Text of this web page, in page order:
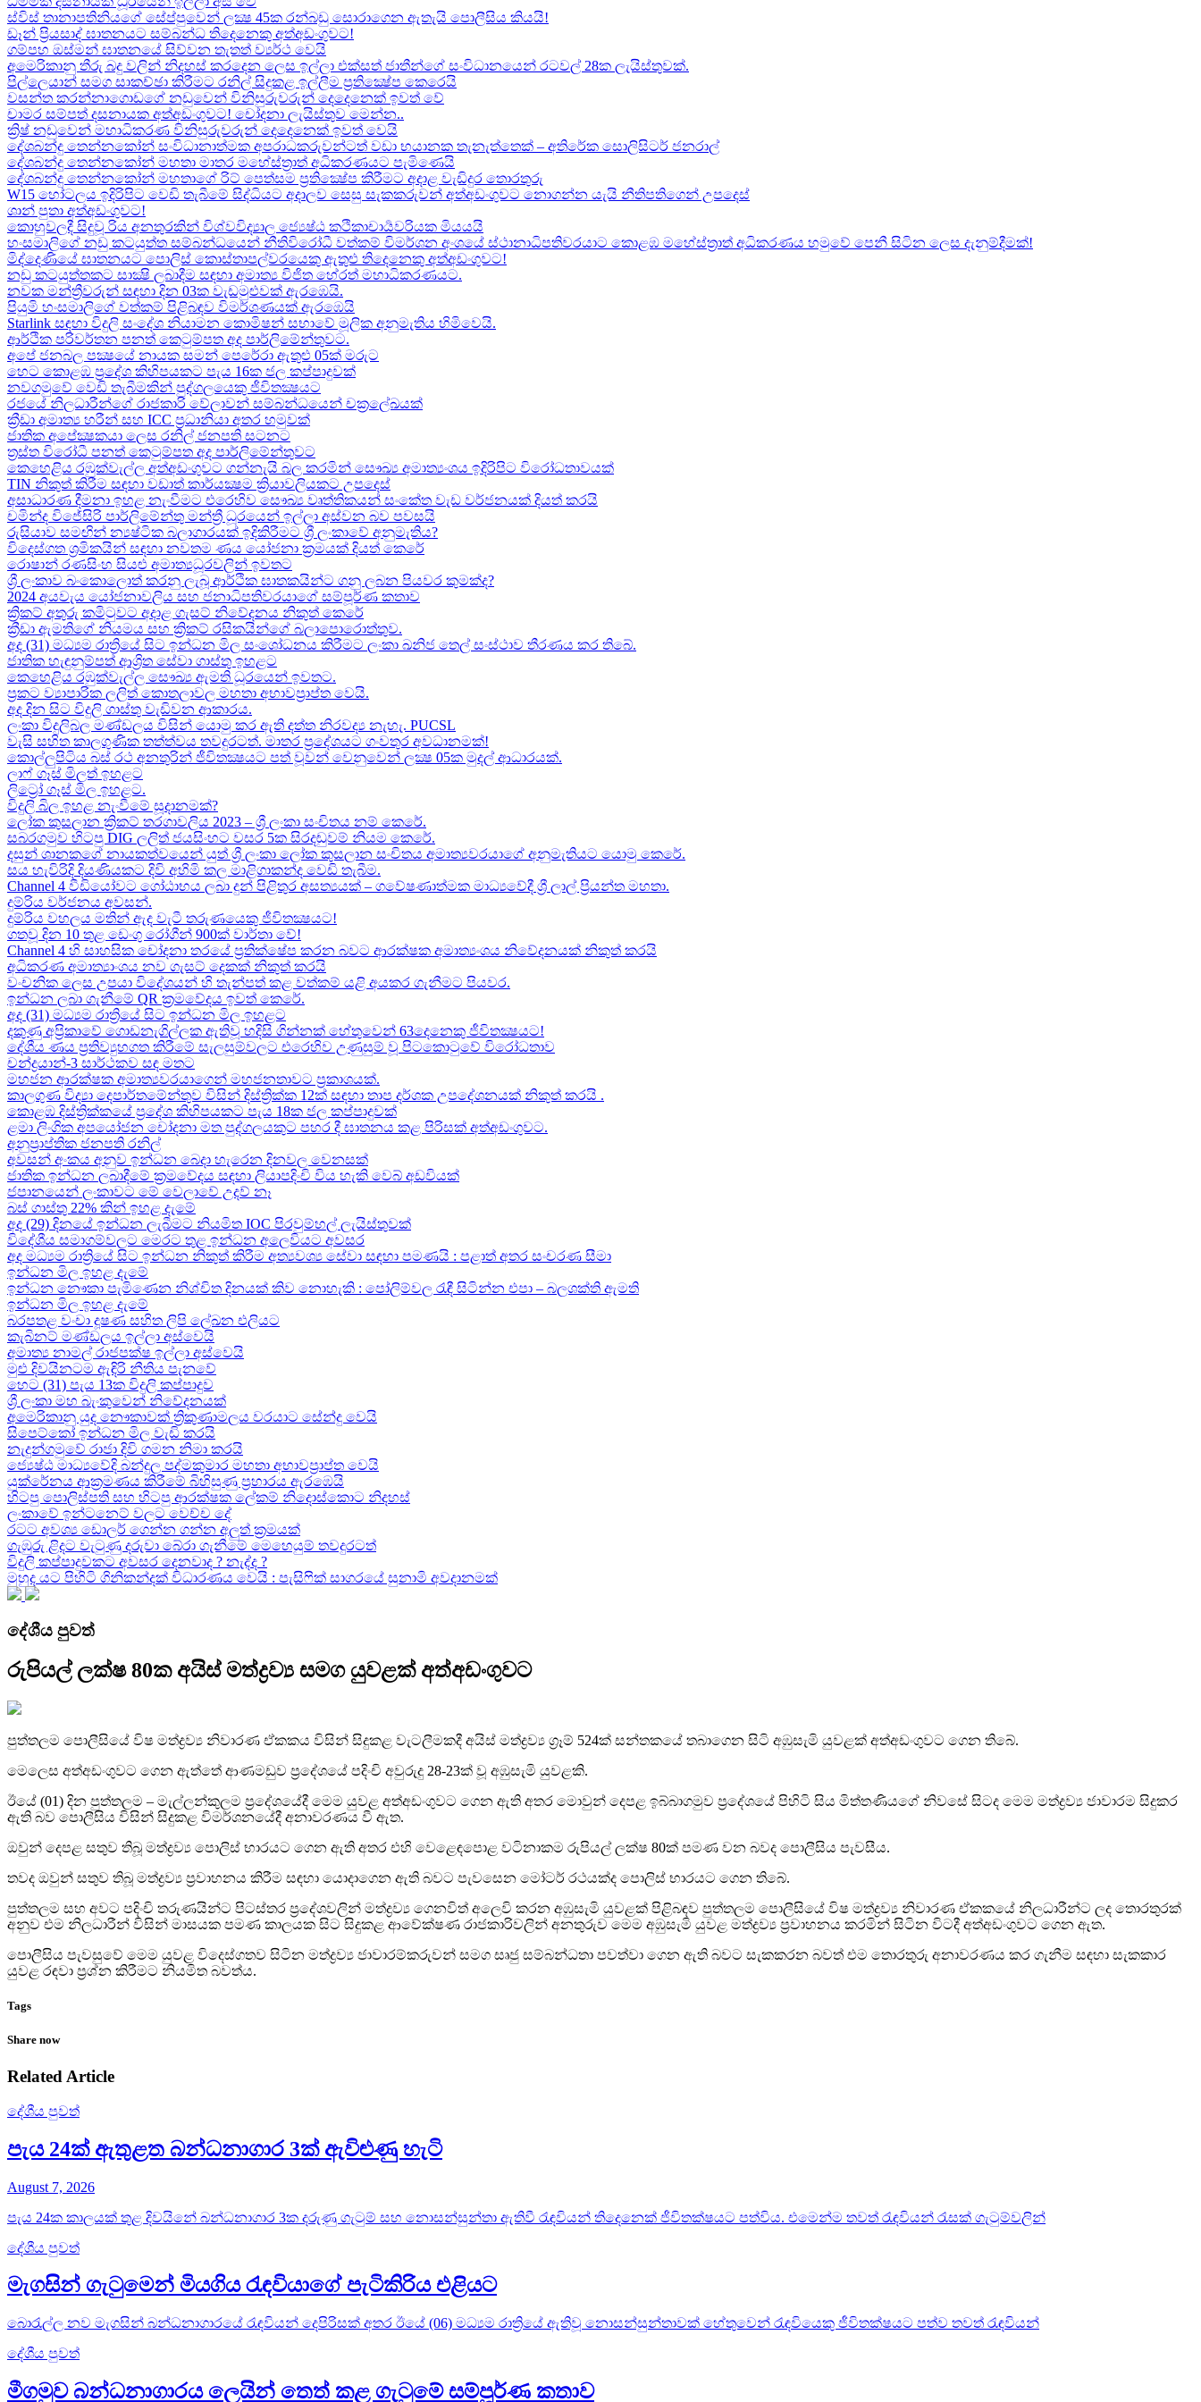
ස්විස් තානාපතිනියගේ සේප්පුවෙන් ලක්‍ෂ 45ක රන්බඩු සොරාගෙන ඇතැයි පොලීසිය කියයි!
ඩෑන් ප්‍රියසාද් ඝාතනයට සම්බන්ධ තිදෙනෙකු අත්අඩංගුවට​!
ගම්පහ ඔස්මන් ඝාතනයේ සිව්වන තැතත් ව්‍යර්ථ වෙයි
අමෙරිකානු තීරු බදු වලින් නිදහස් කරදෙන ලෙස ඉල්ලා එක්සත් ජාතීන්ගේ සංවිධානයෙන් රටවල් 28ක ලැයිස්තුවක්.
පිල්ලෙයාන් සමග සාකච්ඡා කිරීමට රනිල් සිදුකළ ඉල්ලීම ප්‍රතික්‍ෂේප කෙරෙයි
වසන්ත කරන්නාගොඩගේ නඩුවෙන් විනිසුරුවරුන් දෙදෙනෙක් ඉවත් වේ
චාමර සම්පත් දසනායක අත්අඩංගුවට​! චෝදනා ලැයිස්තුව මෙන්න​..
ක්‍රිෂ් නඩුවෙන් මහාධිකරණ විනිසුරුවරුන් දෙදෙනෙක් ඉවත් වෙයි
දේශබන්දු තෙන්නකෝන් සංවිධානාත්මක අපරාධකරුවන්ටත් වඩා භයානක තැනැත්තෙක් – අතිරේක සොලිසිටර් ජනරාල්
දේශබන්දු තෙන්නකෝන් මහතා මාතර මහේස්ත්‍රාත් අධිකරණයට පැමිණෙයි
දේශබන්දු තෙන්නකෝන් මහතාගේ රිට් පෙත්සම ප්‍රතික්‍ෂේප කිරීමට අදාළ වැඩිදුර තොරතුරු
W15 හෝටලය ඉදිරිපිට වෙඩි තැබීමේ සිද්ධියට අදාලව​ සෙසු සැකකරුවන් අත්අඩංගුවට නොගන්න යැයි නීතිපතිගෙන් උපදෙස්
ශාන් පුතා අත්අඩංගුවට!
කොහුවලදී සිදුවූ රිය අනතුරකින් විශ්වවිද්‍යාල ජ්‍යෙෂ්ඨ කථිකාචාර්‍යවරියක මියයයි
හංසමාලිගේ නඩු කටයුත්ත සම්බන්ධයෙන් නීතිවිරෝධී වත්කම් විමර්ශන අංශයේ ස්ථානාධිපතිවරයාට කොළඹ මහේස්ත්‍රාත් අධිකරණය හමුවේ පෙනී සිටින ලෙස දැනුම්දීමක්!
මිද්දෙණියේ ඝාතනයට පොලිස් කොස්තාපල්වරයෙකු ඇතුළු තිදෙනෙකු අත්අඩංගුවට​!
නඩු කටයුත්තකට සාක්‍ෂි ලබාදීම සඳහා අමාත්‍ය විජිත හේරත් මහාධිකරණයට​.
නවක මන්ත්‍රීවරුන් සඳහා දින 03ක වැඩමුළුවක් ඇරඹෙයි.
පියුමි හංසමාලිගේ වත්කම් පිළිබඳව විමර්ශණයක් ඇරඹෙයි
Starlink සඳහා විදුලි සංදේශ නියාමන කොමිෂන් සභාවේ මූලික අනුමැතිය හිමිවෙයි.
ආර්ථික පරිවර්තන පනත් කෙටුම්පත අද පාර්ලිමේන්තුවට.
අපේ ජනබල පක්‍ෂයේ නායක සමන් පෙරේරා ඇතුළු 05ක් මරුට​
හෙට කොළඹ ප්‍රදේශ කිහිපයකට පැය 16ක ජල කප්පාදුවක්
නවගමුවේ වෙඩි තැබීමකින් පුද්ගලයෙකු ජීවිතක්‍ෂයට​
රජයේ නිලධාරීන්ගේ රාජකාරි වේලාවන් සම්බන්ධයෙන් චක්‍රලේඛයක්
ක්‍රීඩා අමාත්‍ය හරීන් සහ​ ICC ප්‍රධානියා අතර හමුවක්
ජාතික අපේක්‍ෂකයා ලෙස රනිල් ජනපති සටනට​
ත්‍රස්ත විරෝධී පනත් කෙටුම්පත අද පාර්ලිමේන්තුවට​
කෙහෙළිය රඹුක්වැල්ල අත්අඩංගුවට ගන්නැයි බල කරමින් සෞඛ්‍ය අමාත්‍යංශය ඉදිරිපිට විරෝධතාවයක්
TIN නිකුත් කිරීම සඳහා වඩාත් කාර්යක්‍ෂම ක්‍රියාවලියකට උපදෙස්
අසාධාරණ දීමනා ඉහළ නැංවීමට එරෙහිව සෞඛ්‍ය වෘත්තිකයන් සංකේත වැඩ වර්ජනයක් දියත් කරයි
චමින්ද විජේසිරි පාර්ලිමේන්තු මන්ත්‍රී ධූරයෙන් ඉල්ලා අස්වන බව පවසයි
රුසියාව සමඟින් න්‍යෂ්ටික බලාගාරයක් ඉදිකිරීමට ශ්‍රී ලංකාවේ අනුමැතිය?
විදෙස්ගත ශ්‍රමිකයින් සඳහා නවතම ණය යෝජනා ක්‍රමයක් දියත් කෙරේ
රොෂාන් රණසිංහ සියළු අමාත්‍යධූරවලින් ඉවතට​
ශ්‍රී ලංකාව බංකොලොත් කරනු ලැබූ ආර්ථික ඝාතකයින්ට ගනු ලබන පියවර කුමක්ද​?
2024 අයවැය යෝජනාවලිය​ සහ ජනාධිපතිවරයාගේ සම්පූර්ණ කතාව​
ක්‍රිකට් අතුරු කමිටුවට අදාළ ගැසට් නිවේදනය නිකුත් කෙරේ
ක්‍රීඩා ඇමතිගේ නියමය​ සහ ක්‍රිකට් රසිකයින්ගේ බලාපොරොත්තුව.
අද (31) මධ්‍යම රාත්‍රියේ සිට ඉන්ධන මිල සංශෝධනය කිරීමට ලංකා ඛනිජ තෙල් සංස්ථාව තීරණය කර තිබේ.
ජාතික හැඳුනුම්පත් ආශ්‍රිත සේවා ගාස්තු ඉහළට
කෙහෙළිය රඹුක්වැල්ල සෞඛ්‍ය ඇමති ධූරයෙන් ඉවතට​.
ප්‍රකට ව්‍යාපාරික ලලිත් කොතලාවල මහතා අභාවප්‍රාප්ත වෙයි.
අද දින​ සිට විදුලි ගාස්තු වැඩිවන ආකාරය​.
ලංකා විදුලිබල මණ්ඩලය විසින් යොමු කර ඇති දත්ත නිරවද්‍ය නැහැ. PUCSL
වැසි සහිත කාලගුණික තත්ත්වය තවදුරටත්. මාතර ප්‍රදේශයට ගංවතුර අවධානමක්!
කොල්ලුපිටිය බස් රථ අනතුරින් ජීවිතක්‍ෂයට පත් වූවන් වෙනුවෙන් ලක්‍ෂ 05ක​ මුදල් ආධාරයක්​.
ලාෆ් ගෑස් මිලත් ඉහළට​
ලිට්‍රෝ ගෑස් මිල​ ඉහළට​.
විදුලි බිල ඉහළ නැංවීමේ සූදානමක්?
ලෝක කුසලාන ක්‍රිකට් තරගාවලිය 2023 – ශ්‍රී ලංකා සංචිතය නම් කෙරේ​.
සබරගමුව හිටපු DIG ලලිත් ජයසිංහට වසර 5ක සිරදඬුවම් නියම කෙරේ.
දසුන් ශානකගේ නායකත්වයෙන් යුත් ශ්‍රී ලංකා ලෝක කුසලාන සංචිතය අමාත්‍යවරයාගේ අනුමැතියට​ යොමු කෙරේ.
සය හැවිරිදි දියණියකට දිවි අහිමි කල මාළිගාකන්ද වෙඩි තැබීම​.
Channel 4 වීඩියෝවට ගෝඨාභය ලබා දුන් පිළිතුර අසත්‍යයක් – ගවේෂණාත්මක මාධ්‍යවේදී ශ්‍රී ලාල් ප්‍රියන්ත මහතා.
දුම්රිය වර්ජනය අවසන්.
දුම්රිය වහලය මතින් ඇද​ වැටී තරුණයෙකු ජීවිතක්‍ෂයට​!
ගතවූ දින 10 තුළ ඩෙංගු රෝගීන් 900ක් වාර්තා වේ!
Channel 4 හි සාහසික චෝදනා තරයේ ප්‍රතික්ෂේප කරන බවට ආරක්ෂක අමාත්‍යංශය නිවේදනයක් නිකුත් කරයි
අධිකරණ අමාත්‍යාංශය නව ගැසට් දෙකක් නිකුත් කරයි
වංචනික ලෙස උපයා විදේශයන් හි තැන්පත් කළ​ වත්කම් යළි අයකර ගැනීමට පියවර​.
ඉන්ධන ලබා ගැනීමේ QR ක්‍රමවේදය ඉවත් කෙරේ.
අද (31) මධ්‍යම රාත්‍රියේ සිට ඉන්ධන මිල ඉහළට
දකුණු අප්‍රිකාවේ ගොඩනැගිල්ලක ඇතිවූ හදිසි ගින්නක් හේතුවෙන් 63දෙනෙකු ජීවිතක්‍ෂයට​!
දේශීය​ ණය ප්‍රතිව්‍යුහගත කිරීමේ සැලසුම්වලට එරෙහිව උණුසුම් වූ පිටකොටුවේ විරෝධතාව
චන්ද්‍රයාන්-3 සාර්ථකව සඳ මතට​
මහජන ආරක්ෂක අමාත්‍යවරයාගෙන් මහජනතාවට ප්‍රකාශයක්.
කාලගුණ විද්‍යා දෙපාර්තමේන්තුව විසින් දිස්ත්‍රික්ක 12ක් සඳහා තාප දර්ශක උපදේශනයක් නිකුත් කරයි .
කොළඹ දිස්ත්‍රික්කයේ ප්‍රදේශ කිහිපයකට පැය 18ක ජල කප්පාදුවක්
ළමා ලිංගික අපයෝජන චෝදනා මත පුද්ගලයකුට පහර දී ඝාතනය කළ පිරිසක් අත්අඩංගුවට.
අනුප්‍රාප්තික ජනපති රනිල්
අවසන් අංකය අනුව ඉන්ධන බෙදා හැරෙන දිනවල වෙනසක්
ජාතික ඉන්ධන ලබාදීමේ ක්‍රමවේදය සඳහා ලියාපදිංචි විය හැකි වෙබ් අඩවියක්
ජපානයෙන් ලංකාවට මේ වෙලාවේ උදව් නෑ
බස් ගාස්තු 22% කින් ඉහළ දැමේ
අද (29) දිනයේ ඉන්ධන ලැබීමට නියමිත IOC පිරවුම්හල් ලැයිස්තුවක්
විදේශීය සමාගම්වලට මෙරට තුළ ඉන්ධන අලෙවියට අවසර
අද මධ්‍යම රාත්‍රියේ සිට ඉන්ධන නිකුත් කිරීම අත්‍යවශ්‍ය සේවා සඳහා පමණයි : පළාත් අතර සංචරණ සීමා
ඉන්ධන මිල ඉහළ දැමේ
ඉන්ධන නෞකා පැමිණෙන නිශ්චිත දිනයක් කිව නොහැකි : පෝලිම්වල රැඳී සිටින්න එපා – බලශක්ති ඇමති
ඉන්ධන මිල ඉහළ දැමේ
බරපතළ වංචා දූෂණ සහිත ලිපි ලේඛන එලියට
කැබිනට් මණ්ඩලය ඉල්ලා අස්වෙයි
අමාත්‍ය නාමල් රාජපක්ෂ ඉල්ලා අස්වෙයි
මුළු දිවයිනටම ඇඳිරි නීතිය පැනවේ
හෙට (31) පැය 13ක විදුලි කප්පාදුව
ශ්‍රී ලංකා මහ බැංකුවෙන් නිවේදනයක්
අමෙරිකානු යුද නෞකාවක් ත්‍රිකුණාමලය වරයාට සේන්දු වෙයි
සිපෙට්කෝ ඉන්ධන මිල වැඩි කරයි
නැදුන්ගමුවේ රාජා දිවි ගමන නිමා කරයි
ජ්‍යෙෂ්ඨ මාධ්‍යවේදි බන්දුල පද්මකුමාර මහතා අභාවප්‍රාප්ත වෙයි
යුක්රේනය ආක්‍රමණය කිරීමේ බිහිසුණු ප්‍රහාරය ඇරඹෙයි
හිටපු පොලිස්පති සහ හිටපු ආරක්ෂක ලේකම් නිදොස්කොට නිදහස්
ලංකාවේ ඉන්ටනෙට් වලට වෙච්ච දේ
රටට අවශ්‍ය ඩොලර් ගෙන්න ගන්න අලුත් ක්‍රමයක්
ගැඹුරු ළිදට වැටුණු දරුවා බේරා ගැනීමේ මෙහෙයුම් තවදුරටත්
විදුලි කප්පාදුවකට අවසර දෙනවාද ? නැද්ද ?
මුහුද යට පිහිටි ගිනිකන්දක් විධාරණය වෙයි : පැසිෆික් සාගරයේ සුනාමි අවදානමක්
දේශීය පුවත්
රුපියල් ලක්ෂ 80ක අයිස් මත්ද්‍රව්‍ය සමග යුවළක් අත්අඩංගුවට
පුත්තලම පොලීසියේ විෂ මත්ද්‍රව්‍ය නිවාරණ ඒකකය විසින් සිදුකළ වැටලීමකදී අයිස් මත්ද්‍රව්‍ය ග්‍රෑම් 524ක් සන්තකයේ තබාගෙන සිටි අඹුසැමි යුවළක් අත්අඩංගුවට ගෙන තිබේ.
මෙලෙස අත්අඩංගුවට ගෙන ඇත්තේ ආණමඩුව ප්‍රදේශයේ පදිංචි අවුරුදු 28-23ක් වූ අඹුසැමි යුවළකි.
ඊයේ (01) දින පුත්තලම – මැල්ලන්කුලම ප්‍රදේශයේදී මෙම යුවළ අත්අඩංගුවට ගෙන ඇති අතර මොවුන් දෙපළ ඉබ්බාගමුව ප්‍රදේශයේ පිහිටි සිය මිත්තණියගේ නිවසේ සිටද මෙම මත්ද්‍රව්‍ය ජාවාරම සිදුකර
ඇති බව පොලීසිය විසින් සිදුකළ විමර්ශනයේදී අනාවරණය වී ඇත.
ඔවුන් දෙපළ සතුව තිබූ මත්ද්‍රව්‍ය පොලිස් භාරයට ගෙන ඇති අතර එහි වෙළෙඳපොළ වටිනාකම රුපියල් ලක්ෂ 80ක් පමණ වන බවද පොලීසිය පැවසීය.
තවද ඔවුන් සතුව තිබූ මත්ද්‍රව්‍ය ප්‍රවාහනය කිරීම සඳහා යොදාගෙන ඇති බවට පැවසෙන මෝටර් රථයක්ද පොලිස් භාරයට ගෙන තිබේ.
පුත්තලම සහ අවට පදිංචි තරුණයින්ට පිටස්තර ප්‍රදේශවලින් මත්ද්‍රව්‍ය ගෙනවිත් අලෙවි කරන අඹුසැමි යුවළක් පිළිබඳව පුත්තලම පොලීසියේ විෂ මත්ද්‍රව්‍ය නිවාරණ ඒකකයේ නිලධාරීන්ට ලද තොරතුරක්
අනුව එම නිලධාරීන් විසින් මාසයක පමණ කාලයක සිට සිදුකළ ආවේක්ෂණ රාජකාරිවලින් අනතුරුව මෙම අඹුසැමි යුවළ මත්ද්‍රව්‍ය ප්‍රවාහනය කරමින් සිටින විටදී අත්අඩංගුවට ගෙන ඇත.
පොලීසිය පැවසුවේ මෙම යුවළ විදෙස්ගතව සිටින මත්ද්‍රව්‍ය ජාවාරම්කරුවන් සමග සෘජු සම්බන්ධතා පවත්වා ගෙන ඇති බවට සැකකරන බවත් එම තොරතුරු අනාවරණය කර ගැනීම සඳහා සැකකාර
යුවළ රඳවා ප්‍රශ්න කිරීමට නියමිත බවත්ය.
Tags
Share now
Related Article
දේශීය පුවත්
පැය 24ක් ඇතුළත බන්ධනාගාර 3ක් ඇවිළුණු හැටි
August 7, 2026
පැය 24ක කාලයක් තුළ දිවයිනේ බන්ධනාගාර 3ක දරුණු ගැටුම් සහ නොසන්සුන්තා ඇතිවී රැඳවියන් තිදෙනෙක් ජීවිතක්ෂයට පත්විය. එමෙන්ම තවත් රැඳවියන් රැසක් ගැටුම්වලින්
දේශීය පුවත්
මැගසින් ගැටුමෙන් මියගිය රැඳවියාගේ පැටිකිරිය එළියට
බොරැල්ල නව මැගසින් බන්ධනාගාරයේ රැඳවියන් දෙපිරිසක් අතර ඊයේ (06) මධ්‍යම රාත්‍රියේ ඇතිවූ නොසන්සුන්තාවක් හේතුවෙන් රැඳවියෙකු ජීවිතක්ෂයට පත්ව තවත් රැඳවියන්
දේශීය පුවත්
මීගමුව බන්ධනාගාරය ලෙයින් තෙත් කළ ගැටුමේ සම්පූර්ණ කතාව